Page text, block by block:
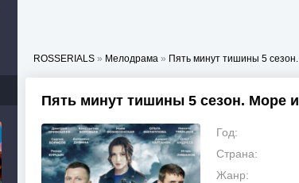
ROSSERIALS » Мелодрама » Пять минут тишины 5
Пять минут тишины 5 сезон. Море
Год:
Страна:
Жанр: